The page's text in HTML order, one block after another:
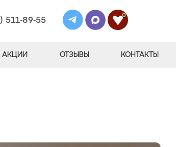
511-89-55
0
АКЦИИ ОТЗЫВЫ КОНТАКТЫ